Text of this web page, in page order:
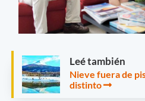
Leé también
Nieve fuera de
distinto